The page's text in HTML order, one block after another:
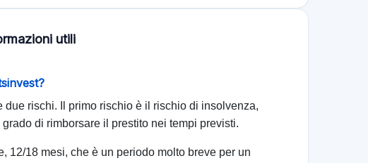
utili
rischi. Il primo rischio è il rischio di insolvenza,
di rimborsare il prestito nei tempi previsti.
12/18 mesi, che è un periodo molto breve per un